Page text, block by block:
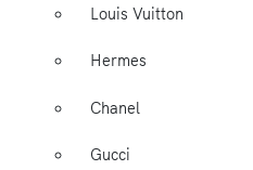
Louis Vuitton
Hermes
Chanel
Gucci